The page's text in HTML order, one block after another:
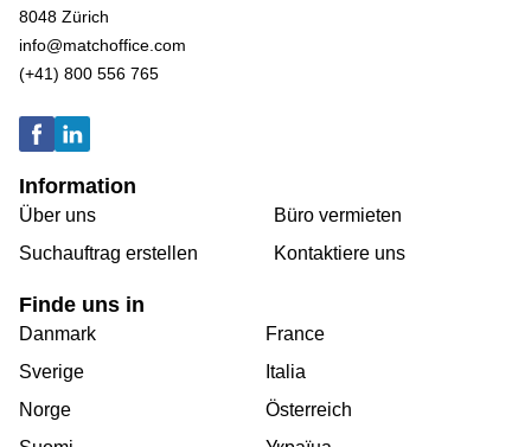
8048 Zürich
info@matchoffice.com
(+41) 800 556 765
Information
Über uns
Suchauftrag erstellen
Büro vermieten
Kontaktiere uns
Finde uns in
Danmark
Sverige
Norge
France
Italia
Österreich